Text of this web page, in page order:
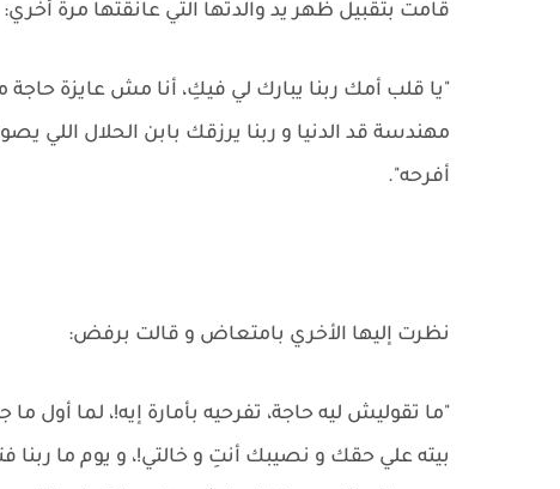
قامت بتقبيل ظهر يد والدتها التي عانقتها مرة أخري:
"يا قلب أمك ربنا يبارك لي فيكِ، أنا مش عايزة
مهندسة قد الدنيا و ربنا يرزقك بابن الحلال اللي
أفرحه".
نظرت إليها الأخري بامتعاض و قالت برفض:
"ما تقوليش ليه حاجة، تفرحيه بأمارة إيه!، لما أول
بيته علي حقك و نصيبك أنتِ و خالتي!، و يوم ما